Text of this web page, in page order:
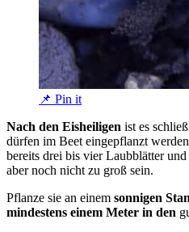
📌 Pin it
Nach den Eisheiligen ist es
dürfen im Beet eingepflanzt
bereits drei bis vier Laubblätter
aber noch nicht zu groß sein.
Pflanze sie an einem sonnigen
mindestens einem Meter in den